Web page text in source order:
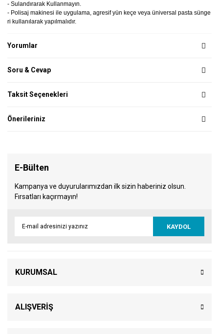
- Sulandırarak Kullanmayın.
- Polisaj makinesi ile uygulama, agresif yün keçe veya üniversal pasta sünge
ri kullanılarak yapılmalıdır.
Yorumlar
Soru & Cevap
Taksit Seçenekleri
Önerileriniz
E-Bülten
Kampanya ve duyurularımızdan ilk sizin haberiniz olsun.
Fırsatları kaçırmayın!
KAYDOL
KURUMSAL
ALIŞVERİŞ